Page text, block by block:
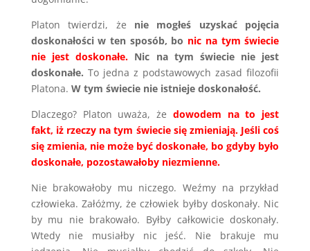
Platon twierdzi, że nie mogłeś uzyskać pojęcia
doskonałości w ten sposób, bo nic na tym świecie
nie jest doskonałe. Nic na tym świecie nie jest
doskonałe. To jedna z podstawowych zasad filozofii
Platona. W tym świecie nie istnieje doskonałość.
Dlaczego? Platon uważa, że dowodem na to jest
fakt, iż rzeczy na tym świecie się zmieniają. Jeśli coś
się zmienia, nie może być doskonałe, bo gdyby było
doskonałe, pozostawałoby niezmienne.
Nie brakowałoby mu niczego. Weźmy na przykład
człowieka. Załóżmy, że człowiek byłby doskonały. Nic
by mu nie brakowało. Byłby całkowicie doskonały.
Wtedy nie musiałby nic jeść. Nie brakuje mu